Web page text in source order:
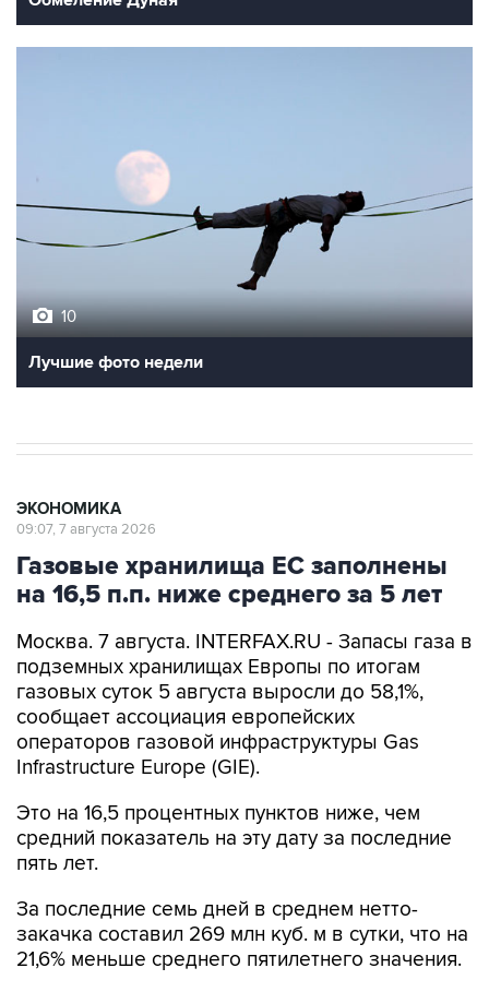
10
Лучшие фото недели
ЭКОНОМИКА
09:07, 7 августа 2026
Газовые хранилища ЕС заполнены
на 16,5 п.п. ниже среднего за 5 лет
Москва. 7 августа. INTERFAX.RU - Запасы газа в
подземных хранилищах Европы по итогам
газовых суток 5 августа выросли до 58,1%,
сообщает ассоциация европейских
операторов газовой инфраструктуры Gas
Infrastructure Europe (GIE).
Это на 16,5 процентных пунктов ниже, чем
средний показатель на эту дату за последние
пять лет.
За последние семь дней в среднем нетто-
закачка составил 269 млн куб. м в сутки, что на
21,6% меньше среднего пятилетнего значения.